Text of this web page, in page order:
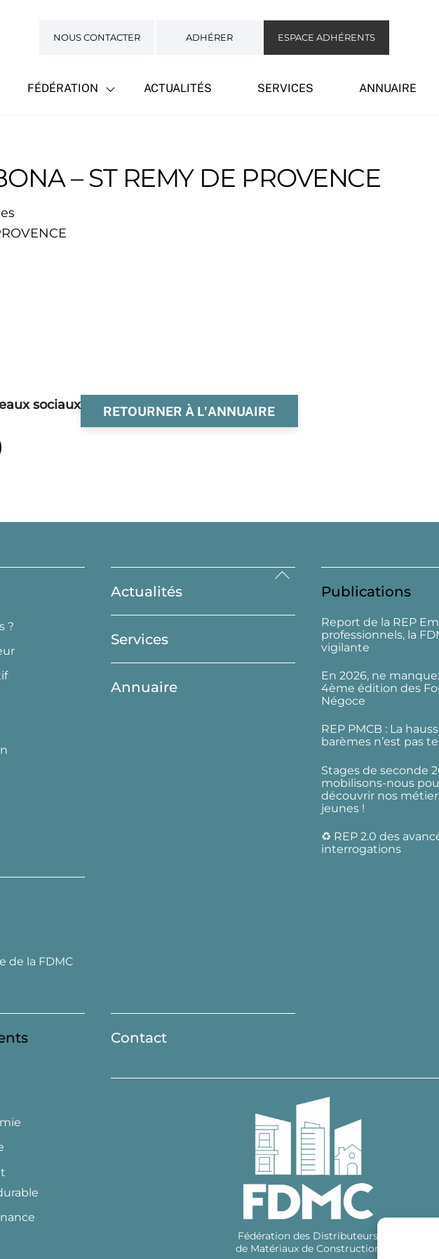
NOUS CONTACTER ADHÉRER ESPACE ADHÉRENTS
FÉDÉRATION ACTUALITÉS SERVICES ANNUAIRE
– ST REMY DE PROVENCE
RETOURNER À L'ANNUAIRE
sociaux
Back
Top
?
Actualités
Services
Annuaire
Publications
Report de la REP
professionnels, la
vigilante
En 2026, ne
4ème édition des
Négoce
REP PMCB : La
barèmes n’est pas
Stages de seconde
mobilisons-nous
découvrir nos
jeunes !
♻️ REP 2.0 des
interrogations
de la FDMC
Contact
Fédération des Distributeurs
de Matériaux de Construction